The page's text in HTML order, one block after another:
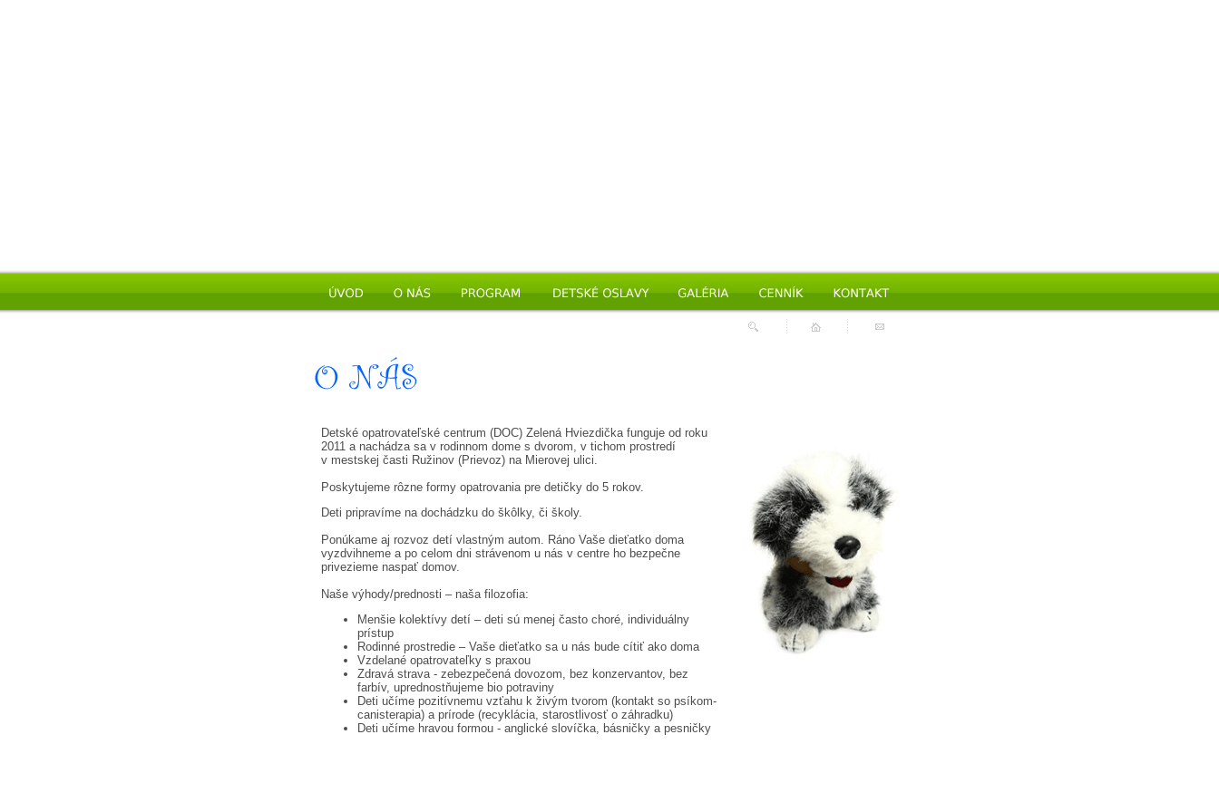
Detské opatrovateľské centrum (DOC) Zelená Hviezdička funguje od roku
2011 a nachádza sa v rodinnom dome s dvorom, v tichom prostredí
v mestskej časti Ružinov (Prievoz) na Mierovej ulici.
Poskytujeme rôzne formy opatrovania pre detičky do 5 rokov.
Deti pripravíme na dochádzku do škôlky, či školy.
Ponúkame aj rozvoz detí vlastným autom. Ráno Vaše dieťatko doma
vyzdvihneme a po celom dni strávenom u nás v centre ho bezpečne
privezieme naspať domov.
Naše výhody/prednosti – naša filozofia:
Menšie kolektívy detí – deti sú menej často choré, individuálny
prístup
Rodinné prostredie – Vaše dieťatko sa u nás bude cítiť ako doma
Vzdelané opatrovateľky s praxou
Zdravá strava - zebezpečená dovozom, bez konzervantov, bez
farbív, uprednostňujeme bio potraviny
Deti učíme pozitívnemu vzťahu k živým tvorom (kontakt so psíkom-
canisterapia) a prírode (recyklácia, starostlivosť o záhradku)
Deti učíme hravou formou - anglické slovíčka, básničky a pesničky